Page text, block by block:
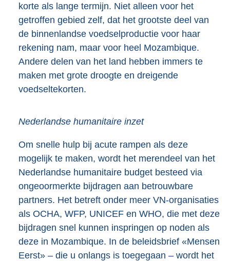
korte als lange termijn. Niet alleen voor het
getroffen gebied zelf, dat het grootste deel van
de binnenlandse voedselproductie voor haar
rekening nam, maar voor heel Mozambique.
Andere delen van het land hebben immers te
maken met grote droogte en dreigende
voedseltekorten.
Nederlandse humanitaire inzet
Om snelle hulp bij acute rampen als deze
mogelijk te maken, wordt het merendeel van het
Nederlandse humanitaire budget besteed via
ongeoormerkte bijdragen aan betrouwbare
partners. Het betreft onder meer VN-organisaties
als OCHA, WFP, UNICEF en WHO, die met deze
bijdragen snel kunnen inspringen op noden als
deze in Mozambique. In de beleidsbrief «Mensen
Eerst» – die u onlangs is toegegaan – wordt het